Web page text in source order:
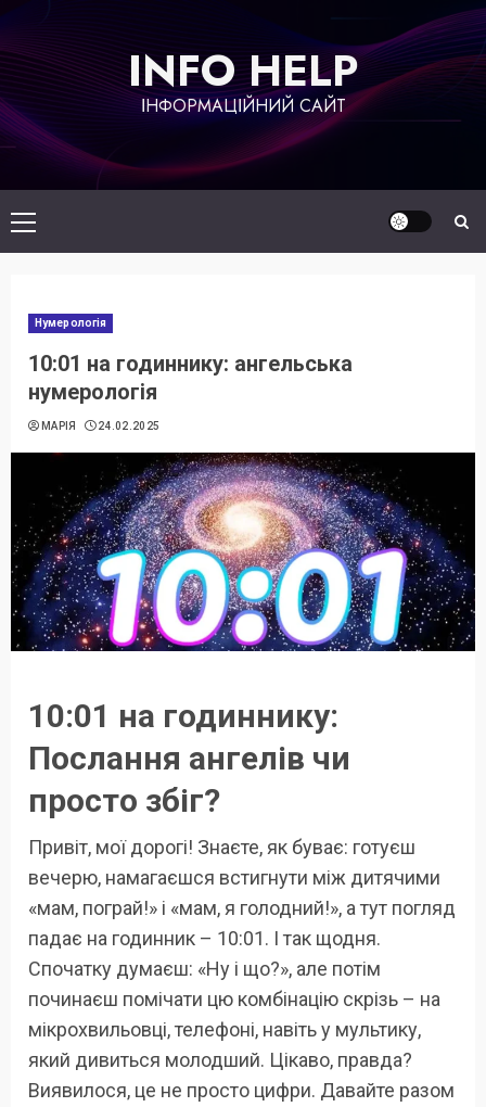
content
INFO HELP
ІНФОРМАЦІЙНИЙ САЙТ
Primary
Menu
Нумерологія
10:01 на годиннику: ангельська
нумерологія
МАРІЯ 24.02.2025
10:01 на годиннику:
Послання ангелів чи
просто збіг?
Привіт, мої дорогі! Знаєте, як буває: готуєш
вечерю, намагаєшся встигнути між дитячими
«мам, пограй!» і «мам, я голодний!», а тут погляд
падає на годинник – 10:01. І так щодня.
Спочатку думаєш: «Ну і що?», але потім
починаєш помічати цю комбінацію скрізь – на
мікрохвильовці, телефоні, навіть у мультику,
який дивиться молодший. Цікаво, правда?
Виявилося, це не просто цифри. Давайте разом